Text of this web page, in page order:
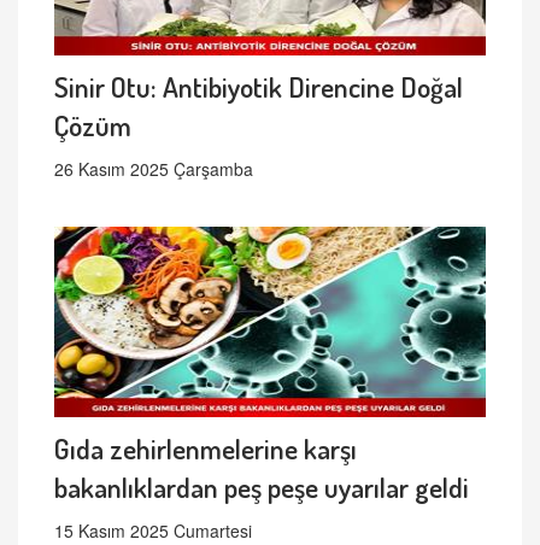
Sinir Otu: Antibiyotik Direncine Doğal
Çözüm
26 Kasım 2025 Çarşamba
Gıda zehirlenmelerine karşı
bakanlıklardan peş peşe uyarılar geldi
15 Kasım 2025 Cumartesi